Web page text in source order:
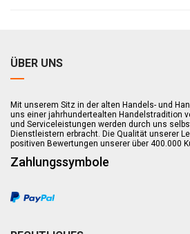
ÜBER UNS
Mit unserem Sitz in der alten Handels- und
uns einer jahrhundertealten Handelstradition
und Serviceleistungen werden durch uns
Dienstleistern erbracht. Die Qualität unserer
positiven Bewertungen unserer über 400.000
Zahlungssymbole